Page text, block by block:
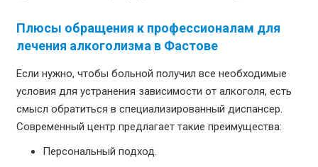
Плюсы обращения к профессионалам для
лечения алкоголизма в Фастове
Если нужно, чтобы больной получил все необходимые
условия для устранения зависимости от алкоголя, есть
смысл обратиться в специализированный диспансер.
Современный центр предлагает такие преимущества:
Персональный подход.